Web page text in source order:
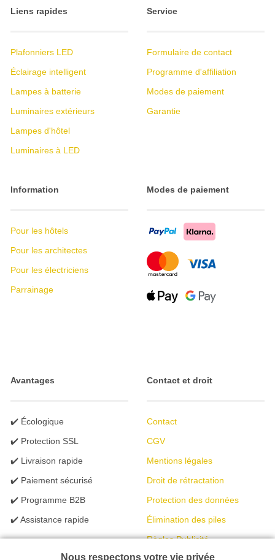
Liens rapides
Plafonniers LED
Éclairage intelligent
Lampes à batterie
Luminaires extérieurs
Lampes d'hôtel
Luminaires à LED
Service
Formulaire de contact
Programme d'affiliation
Modes de paiement
Garantie
Information
Pour les hôtels
Pour les architectes
Pour les électriciens
Parrainage
Modes de paiement
Avantages
✔️ Écologique
✔️ Protection SSL
✔️ Livraison rapide
✔️ Paiement sécurisé
✔️ Programme B2B
✔️ Assistance rapide
Contact et droit
Contact
CGV
Mentions légales
Droit de rétractation
Protection des données
Élimination des piles
Règles Publicité
Nous respectons votre vie privée